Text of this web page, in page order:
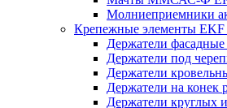
Молниеприемники
Крепежные элементы EKF
Держатели
Держатели под
Держатели
Держатели на конек
Держатели круглых